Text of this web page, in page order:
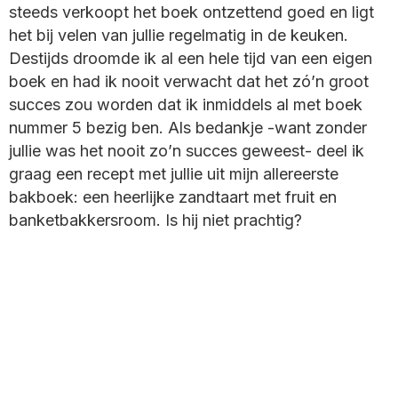
steeds verkoopt het boek ontzettend goed en ligt
het bij velen van jullie regelmatig in de keuken.
Destijds droomde ik al een hele tijd van een eigen
boek en had ik nooit verwacht dat het zó’n groot
succes zou worden dat ik inmiddels al met boek
nummer 5 bezig ben. Als bedankje -want zonder
jullie was het nooit zo’n succes geweest- deel ik
graag een recept met jullie uit mijn allereerste
bakboek: een heerlijke zandtaart met fruit en
banketbakkersroom. Is hij niet prachtig?